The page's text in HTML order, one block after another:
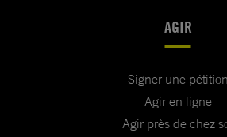
AGIR
Signer une pétition
Agir en ligne
Agir près de chez